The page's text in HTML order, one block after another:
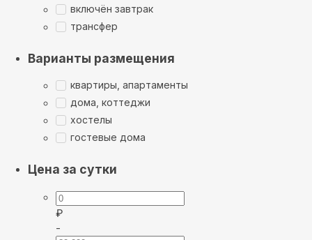
включён завтрак
трансфер
Варианты размещения
квартиры, апартаменты
дома, коттеджи
хостелы
гостевые дома
Цена за сутки
₽
-